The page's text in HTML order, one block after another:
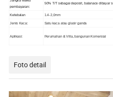
pembayaran:
50% T/T sebagai deposit, balanace dibayar
Ketebalan 1.4-2,0mm
Jenis Kaca: Satu kaca atau glasir ganda
Aplikasi: Perumahan & Villa, bangunan Komersial
Foto detail